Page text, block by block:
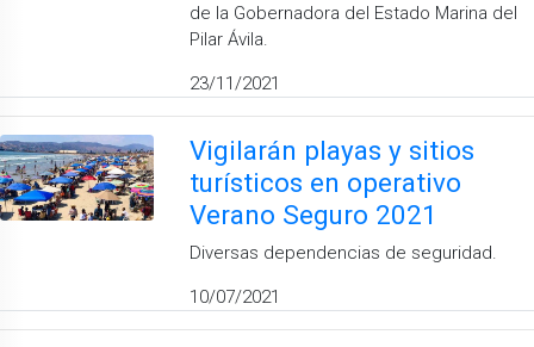
de la Gobernadora del Estado Marina del
Pilar Ávila.
23/11/2021
Vigilarán playas y sitios
turísticos en operativo
Verano Seguro 2021
Diversas dependencias de seguridad.
10/07/2021